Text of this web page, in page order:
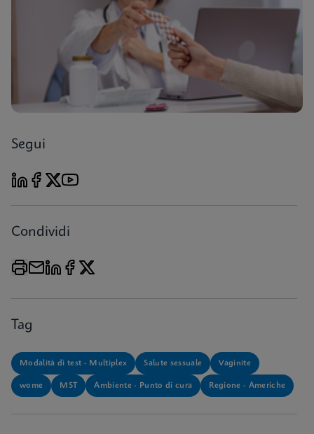
Segui
Condividi
Tag
Modalità di test - Multiplex Salute sessuale Vaginite
wome MST Ambiente - Punto di cura Regione - Americhe